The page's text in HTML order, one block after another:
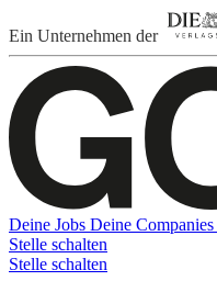
Ein Unternehmen der
Deine Jobs Deine Companies
Stelle schalten
Stelle schalten